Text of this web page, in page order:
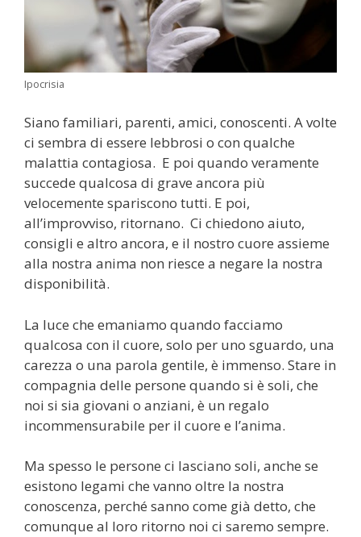
Ipocrisia
Siano familiari, parenti, amici, conoscenti. A volte
ci sembra di essere lebbrosi o con qualche
malattia contagiosa. E poi quando veramente
succede qualcosa di grave ancora più
velocemente spariscono tutti. E poi,
all’improvviso, ritornano. Ci chiedono aiuto,
consigli e altro ancora, e il nostro cuore assieme
alla nostra anima non riesce a negare la nostra
disponibilità.
La luce che emaniamo quando facciamo
qualcosa con il cuore, solo per uno sguardo, una
carezza o una parola gentile, è immenso. Stare in
compagnia delle persone quando si è soli, che
noi si sia giovani o anziani, è un regalo
incommensurabile per il cuore e l’anima.
Ma spesso le persone ci lasciano soli, anche se
esistono legami che vanno oltre la nostra
conoscenza, perché sanno come già detto, che
comunque al loro ritorno noi ci saremo sempre.